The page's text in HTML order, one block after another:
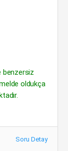
benzersiz
oldukça
Soru Detay